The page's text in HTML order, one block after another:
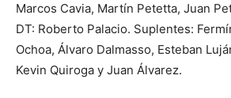
Marcos Cavia, Martín Petetta, Juan
DT: Roberto Palacio. Suplentes:
Ochoa, Álvaro Dalmasso, Esteban
Kevin Quiroga y Juan Álvarez.